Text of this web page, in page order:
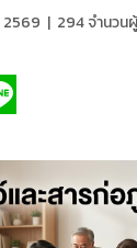
2569 | 294 จำนวน